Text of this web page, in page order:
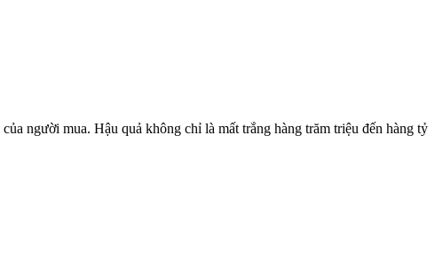
người mua. Hậu quả không chỉ là mất trắng hàng trăm triệu đến hàng tỷ